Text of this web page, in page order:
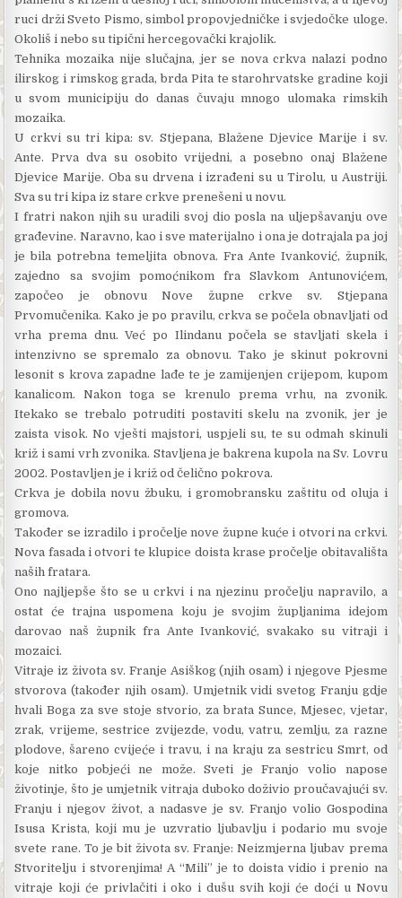
ruci drži Sveto Pismo, simbol propovjedničke i svjedočke uloge.
Okoliš i nebo su tipični herce­govački krajolik.
Tehnika mozaika nije slučajna, jer se nova crkva nalazi podno
ilirskog i rimskog grada, brda Pita te starohrvatske gradine koji
u svom municipiju do danas čuvaju mnogo ulomaka rimskih
mozaika.
U crkvi su tri kipa: sv. Stjepana, Blažene Djevice Marije i sv.
Ante. Prva dva su osobito vrijedni, a posebno onaj Blažene
Djevice Marije. Oba su drvena i izrađeni su u Tirolu, u Austriji.
Sva su tri kipa iz stare crkve prenešeni u novu.
I fratri nakon njih su uradili svoj dio posla na uljepšavanju ove
građevine. Naravno, kao i sve materijalno i ona je dotrajala pa joj
je bila potrebna temeljita obnova. Fra Ante Ivanković, župnik,
zajedno sa svojim pomoćnikom fra Slavkom Antunovićem,
započeo je obnovu Nove župne crkve sv. Stjepana
Prvomučenika. Kako je po pravilu, crkva se počela obnavljati od
vrha prema dnu. Već po Ilindanu počela se stavljati skela i
intenzivno se spremalo za obnovu. Tako je skinut pokrovni
lesonit s krova zapadne lađe te je zamijenjen crijepom, kupom
kanalicom. Nakon toga se krenulo prema vrhu, na zvonik.
Itekako se trebalo potruditi postaviti skelu na zvonik, jer je
zaista visok. No vješti majstori, uspjeli su, te su odmah skinuli
križ i sami vrh zvonika. Stavljena je bakrena kupola na Sv. Lovru
2002. Postavljen je i križ od čelično pokrova.
Crkva je dobila novu žbuku, i gromobransku zaštitu od oluja i
gromova.
Također se izradilo i pročelje nove župne kuće i otvori na crkvi.
Nova fasada i otvori te klupice doista krase pročelje obitavališta
naših fratara.
Ono najljepše što se u crkvi i na njezinu pročelju napravilo, a
ostat će trajna uspomena koju je svojim župljanima idejom
darovao naš župnik fra Ante Ivanković, svakako su vitraji i
mozaici.
Vitraje iz života sv. Franje Asiškog (njih osam) i njegove Pjesme
stvorova (također njih osam). Umjetnik vidi svetog Franju gdje
hvali Boga za sve stoje stvo­rio, za brata Sunce, Mjesec, vjetar,
zrak, vrijeme, sestrice zvijezde, vodu, vatru, zemlju, za razne
plodove, šareno cvijeće i travu, i na kraju za sestricu Smrt, od
koje nitko pobjeći ne može. Sveti je Franjo volio napose
životinje, što je umjetnik vitraja duboko doživ­io proučavajući sv.
Franju i njegov život, a nadasve je sv. Franjo volio Gospodina
Isusa Krista, koji mu je uzvratio ljubavlju i podario mu svoje
svete rane. To je bit života sv. Franje: Neizmjerna ljubav prema
Stvoritelju i stvorenjima! A “Mili” je to doista vidio i prenio na
vitraje koji će privlačiti i oko i dušu svih koji će doći u Novu